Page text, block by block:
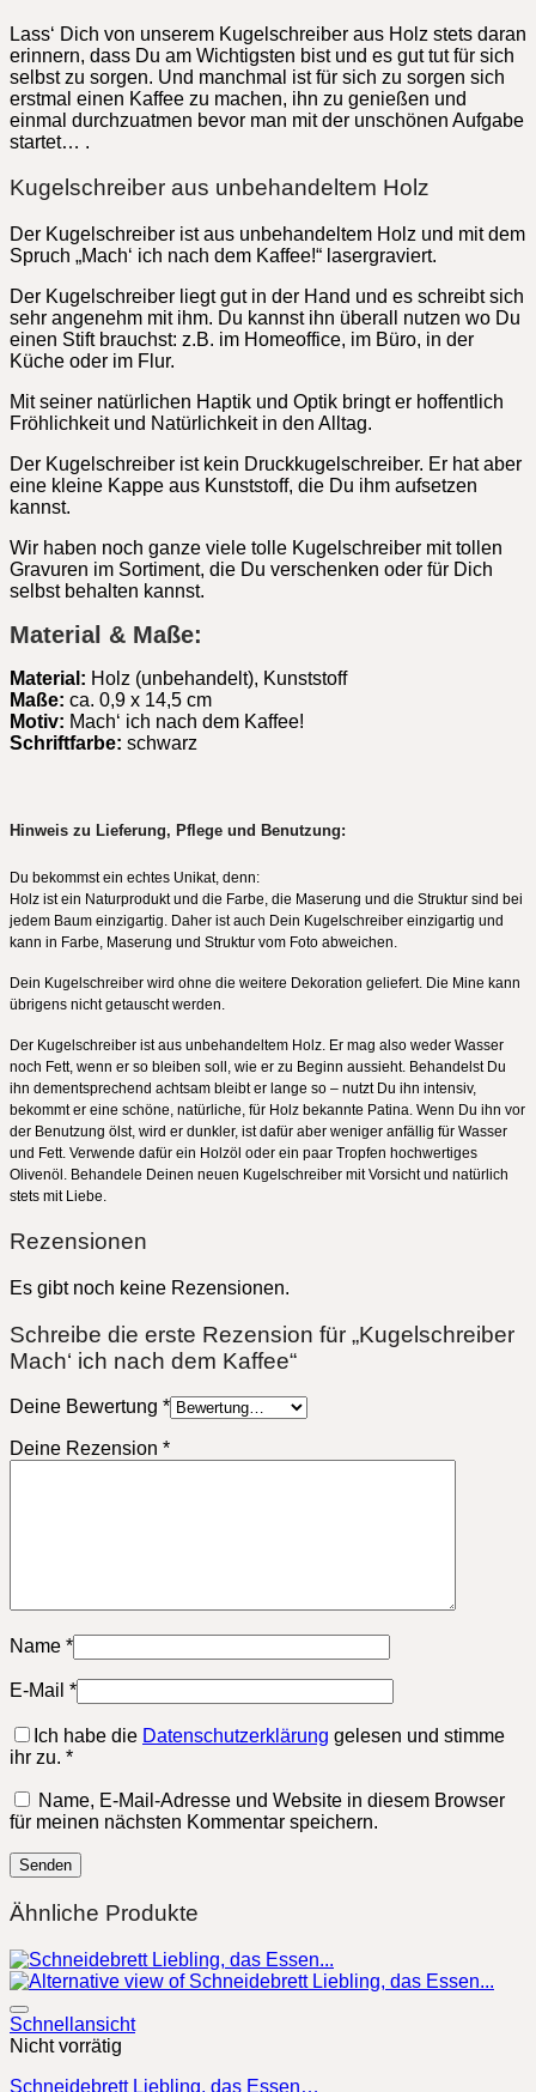
Lass‘ Dich von unserem Kugelschreiber aus Holz stets daran
erinnern, dass Du am Wichtigsten bist und es gut tut für sich
selbst zu sorgen. Und manchmal ist für sich zu sorgen sich
erstmal einen Kaffee zu machen, ihn zu genießen und
einmal durchzuatmen bevor man mit der unschönen Aufgabe
startet… .
Kugelschreiber aus unbehandeltem Holz
Der Kugelschreiber ist aus unbehandeltem Holz und mit dem
Spruch „Mach‘ ich nach dem Kaffee!“ lasergraviert.
Der Kugelschreiber liegt gut in der Hand und es schreibt sich
sehr angenehm mit ihm. Du kannst ihn überall nutzen wo Du
einen Stift brauchst: z.B. im Homeoffice, im Büro, in der
Küche oder im Flur.
Mit seiner natürlichen Haptik und Optik bringt er hoffentlich
Fröhlichkeit und Natürlichkeit in den Alltag.
Der Kugelschreiber ist kein Druckkugelschreiber. Er hat aber
eine kleine Kappe aus Kunststoff, die Du ihm aufsetzen
kannst.
Wir haben noch ganze viele tolle Kugelschreiber mit tollen
Gravuren im Sortiment, die Du verschenken oder für Dich
selbst behalten kannst.
Material & Maße:
Material: Holz (unbehandelt), Kunststoff
Maße: ca. 0,9 x 14,5 cm
Motiv: Mach‘ ich nach dem Kaffee!
Schriftfarbe: schwarz
Hinweis zu Lieferung, Pflege und Benutzung:
Du bekommst ein echtes Unikat, denn:
Holz ist ein Naturprodukt und die Farbe, die Maserung und die Struktur sind bei
jedem Baum einzigartig. Daher ist auch Dein Kugelschreiber einzigartig und
kann in Farbe, Maserung und Struktur vom Foto abweichen.
Dein Kugelschreiber wird ohne die weitere Dekoration geliefert. Die Mine kann
übrigens nicht getauscht werden.
Der Kugelschreiber ist aus unbehandeltem Holz. Er mag also weder Wasser
noch Fett, wenn er so bleiben soll, wie er zu Beginn aussieht. Behandelst Du
ihn dementsprechend achtsam bleibt er lange so – nutzt Du ihn intensiv,
bekommt er eine schöne, natürliche, für Holz bekannte Patina. Wenn Du ihn vor
der Benutzung ölst, wird er dunkler, ist dafür aber weniger anfällig für Wasser
und Fett. Verwende dafür ein Holzöl oder ein paar Tropfen hochwertiges
Olivenöl. Behandele Deinen neuen Kugelschreiber mit Vorsicht und natürlich
stets mit Liebe.
Rezensionen
Es gibt noch keine Rezensionen.
Schreibe die erste Rezension für „Kugelschreiber
Mach‘ ich nach dem Kaffee“
Deine Bewertung *
Deine Rezension *
Name *
E-Mail *
Ich habe die Datenschutzerklärung gelesen und stimme
ihr zu. *
Name, E-Mail-Adresse und Website in diesem Browser
für meinen nächsten Kommentar speichern.
Ähnliche Produkte
Schnellansicht
Nicht vorrätig
Schneidebrett Liebling, das Essen…